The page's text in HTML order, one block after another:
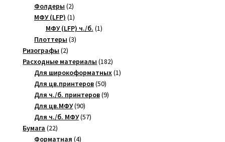
Фолдеры 22
товара
МФУ (LFP) 11
товар
МФУ (LFP) ч./б. 11
Плоттеры 33
Ризографы 22
товара
Расходные материалы 182182
товара
Для широкоформатных 11
Для цв.принтеров 5050
товаров
Для ч./б. принтеров 99
Для цв.МФУ 9090
товаров
Для ч./б. МФУ 5757
Бумага 2222
товара
Форматная 44